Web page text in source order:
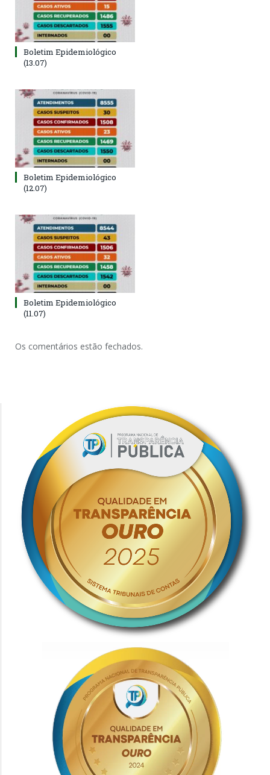
Boletim Epidemiológico
(13.07)
Boletim Epidemiológico
(12.07)
Boletim Epidemiológico
(11.07)
Os comentários estão fechados.